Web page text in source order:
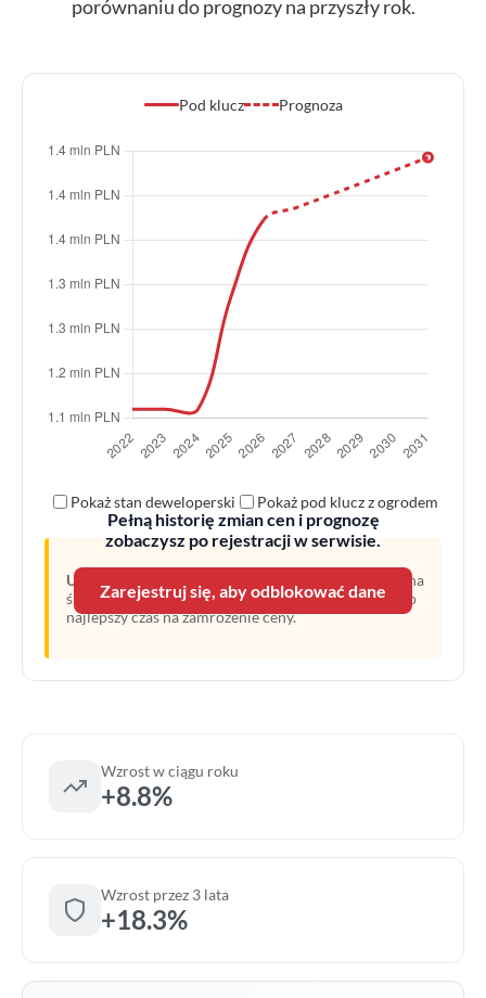
porównaniu do prognozy na przyszły rok.
Pod klucz Prognoza
Pełną historię zmian cen i prognozę
zobaczysz po rejestracji w serwisie.
Zarejestruj się, aby odblokować dane
Pokaż stan deweloperski Pokaż pod klucz z ogrodem
Uwaga:
Linia przerywana oznacza prognozę opartą na
średnim wzroście z ostatnich lat. Obecny moment to
najlepszy czas na zamrożenie ceny.
Wzrost w ciągu roku
+8.8%
Wzrost przez 3 lata
+18.3%